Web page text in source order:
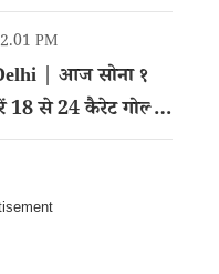
PM
| आज सोना १
से 24 कैरेट गोल्ड